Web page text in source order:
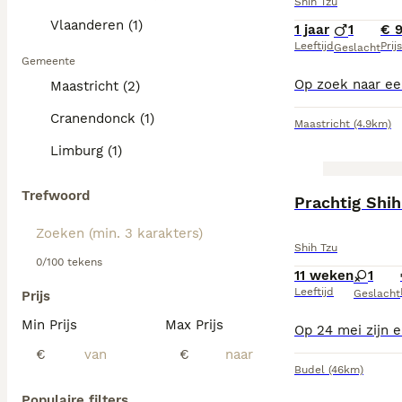
Vlaanderen (1)
Gemeente
Maastricht (2)
Cranendonck (1)
Limburg (1)
Trefwoord
0/100 tekens
Prijs
Min Prijs
€
Max Prijs
€
1 jaar
Leeftijd
1
Geslacht
€
Prijs
Maastricht (4.9km)
Prachtig
Shih Tzu
11 weken
Leeftijd
1
Geslacht
Budel (46km)